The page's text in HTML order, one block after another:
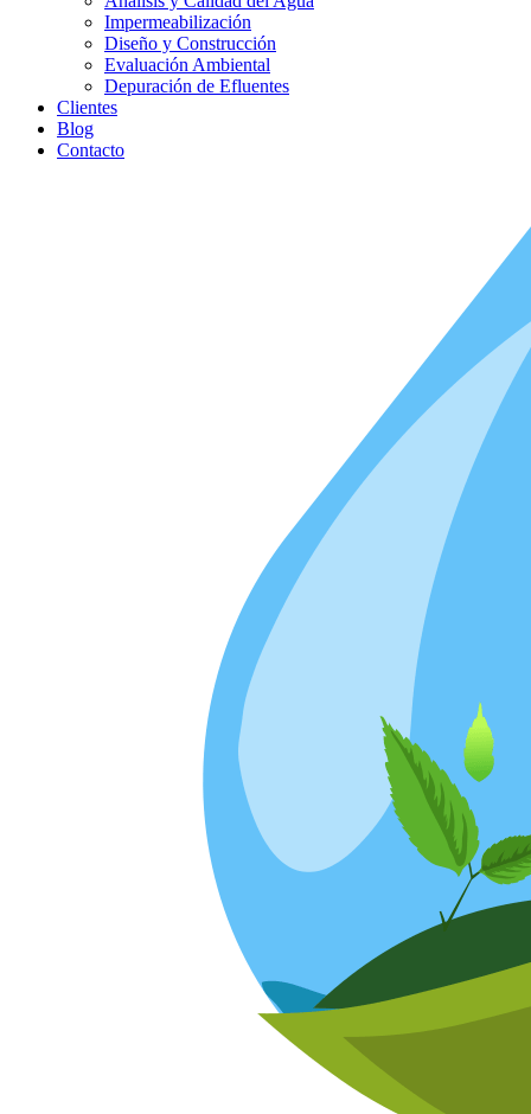
Impermeabilización
Diseño y Construcción
Evaluación Ambiental
Depuración de Efluentes
Clientes
Blog
Contacto